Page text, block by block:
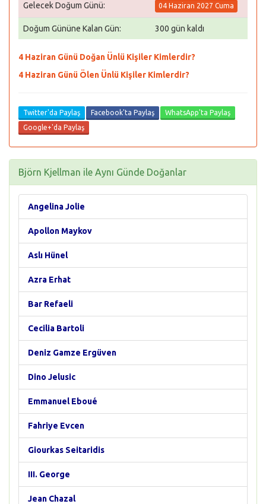
Gelecek Doğum Günü: 04 Haziran 2027 Cuma
Doğum Gününe Kalan Gün: 300 gün kaldı
4 Haziran Günü Doğan Ünlü Kişiler Kimlerdir?
4 Haziran Günü Ölen Ünlü Kişiler Kimlerdir?
Twitter'da Paylaş Facebook'ta Paylaş
WhatsApp'ta Paylaş
Google+'da Paylaş
Björn Kjellman ile Aynı Günde Doğanlar
Angelina Jolie
Apollon Maykov
Aslı Hünel
Azra Erhat
Bar Refaeli
Cecilia Bartoli
Deniz Gamze Ergüven
Dino Jelusic
Emmanuel Eboué
Fahriye Evcen
Giourkas Seitaridis
III. George
Jean Chazal